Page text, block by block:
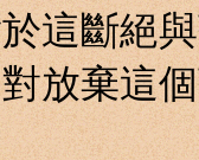
這斷絕
放棄這